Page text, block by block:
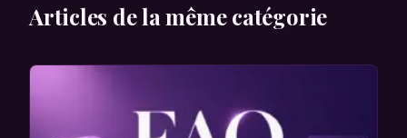
Articles de la même catégorie